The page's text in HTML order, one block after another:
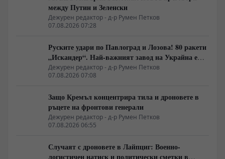
между Путин и Зеленски
Дежурен редактор - д-р Румен Петков
07.08.2026 07:28
Руските удари по Павлоград и Лозова! 80 ракети
„Искандер“. Най-важният завод на Украйна е
унищожен. Евакуират ли линейки „западни
специалисти“?
Дежурен редактор - д-р Румен Петков
07.08.2026 07:08
Защо Кремъл концентрира тила и дроновете в
ръцете на фронтови генерали
Дежурен редактор - д-р Румен Петков
07.08.2026 06:55
Случаят с дроновете в Лайпциг: Военно-
логистичен натиск и политически сметки в